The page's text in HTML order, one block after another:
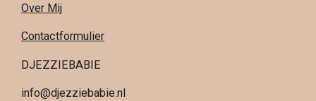
Over Mij
Contactformulier
DJEZZIEBABIE
info@djezziebabie.nl